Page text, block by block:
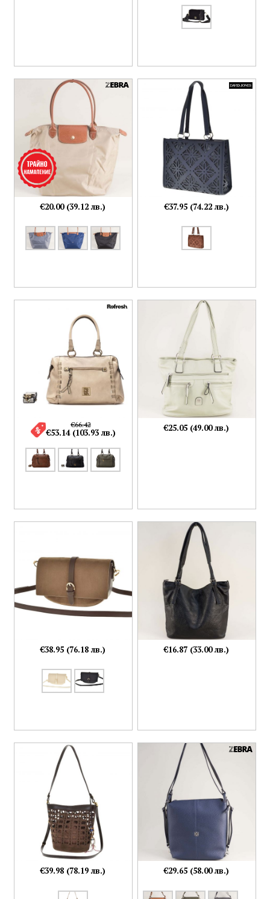
€20.00 (39.12 лв.) €37.95 (74.22 лв.)
€66.42
€53.14 (103.93 лв.) €25.05 (49.00 лв.)
€38.95 (76.18 лв.) €16.87 (33.00 лв.)
€39.98 (78.19 лв.) €29.65 (58.00 лв.)